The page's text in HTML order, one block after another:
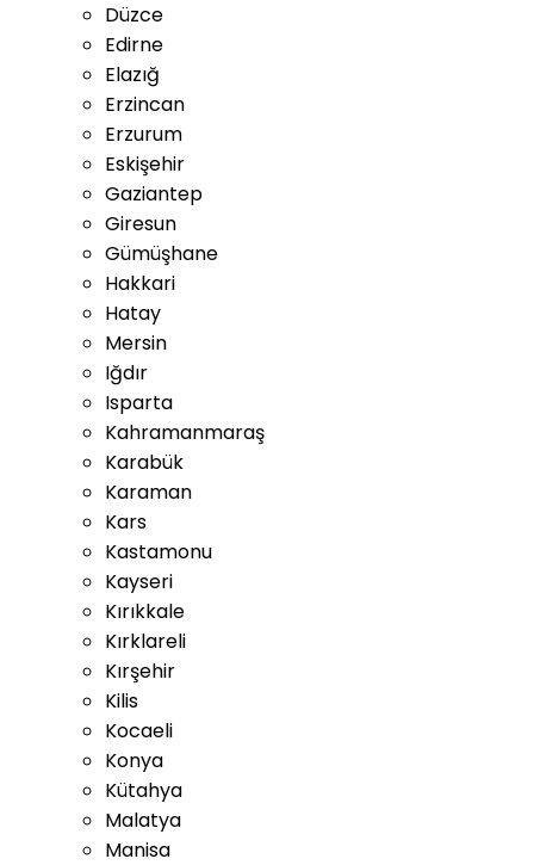
Düzce
Edirne
Elazığ
Erzincan
Erzurum
Eskişehir
Gaziantep
Giresun
Gümüşhane
Hakkari
Hatay
Mersin
Iğdır
Isparta
Kahramanmaraş
Karabük
Karaman
Kars
Kastamonu
Kayseri
Kırıkkale
Kırklareli
Kırşehir
Kilis
Kocaeli
Konya
Kütahya
Malatya
Manisa